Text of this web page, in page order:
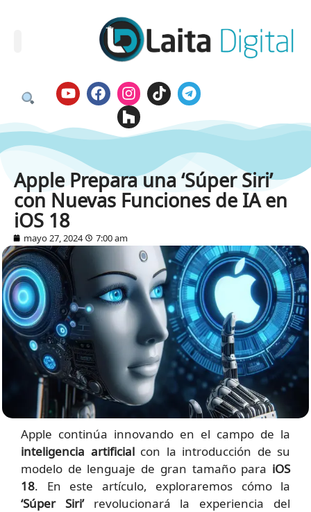
Apple Prepara una ‘Súper Siri’
con Nuevas Funciones de IA en
iOS 18
mayo 27, 2024 7:00 am
Apple continúa innovando en el campo de la
inteligencia artificialcon la introducción de su
modelo de lenguaje de gran tamaño para iOS
18. En este artículo, exploraremos cómo la
‘Súper Siri’revolucionará la experiencia del